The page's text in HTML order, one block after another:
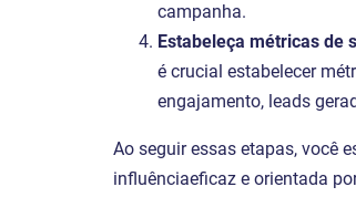
campanha.
Estabeleça métricas de
é crucial estabelecer
engajamento, leads
Ao seguir essas etapas, você
influênciaeficaz e orientada